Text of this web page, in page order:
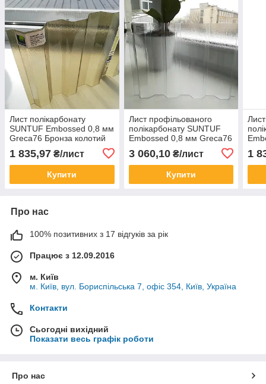
Лист полікарбонату
SUNTUF Embossed 0,8 мм
Greca76 Бронза колотий
1 835,97 ₴/лист
Купити
Лист профільованого
полікарбонату SUNTUF
Embossed 0,8 мм Greca76
1060x5000 мм
3 060,10₴/лист
Купити
1
Про нас
100% позитивних з 17 відгуків за рік
Працює з 12.09.2016
м. Київ
м. Київ, вул. Бориспільська 7, офіс 354, Київ, Україна
Контакти
Сьогодні вихідний
Показати весь графік роботи
Про нас